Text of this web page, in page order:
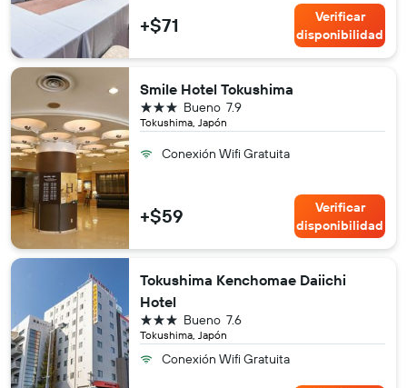
+$71
Verificar
disponibilidad
Smile Hotel Tokushima
Tokushima, Japón
7.9
Bueno
3 estrellas
Conexión Wifi Gratuita
+$59
Verificar
disponibilidad
Tokushima Kenchomae Daiichi
Hotel
Tokushima, Japón
7.6
Bueno
3 estrellas
Conexión Wifi Gratuita